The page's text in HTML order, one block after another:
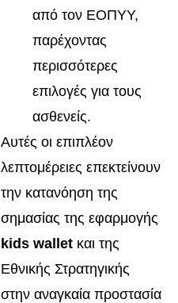
από τον ΕΟΠΥΥ,
παρέχοντας
περισσότερες
επιλογές για τους
ασθενείς.
Αυτές οι επιπλέον
λεπτομέρειες επεκτείνουν
την κατανόηση της
σημασίας της εφαρμογής
kids wallet και της
Εθνικής Στρατηγικής
στην αναγκαία προστασία